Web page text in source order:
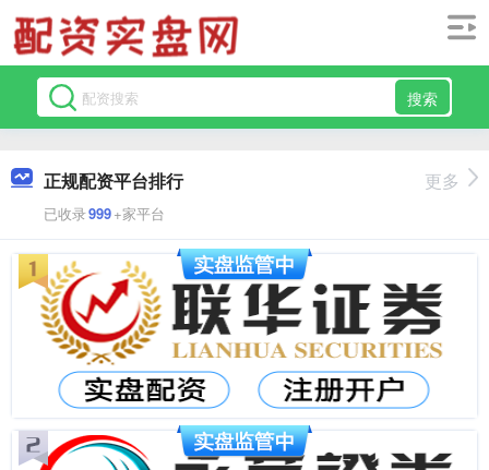
搜索
正规配资平台排行
已收录999+家平台
更多